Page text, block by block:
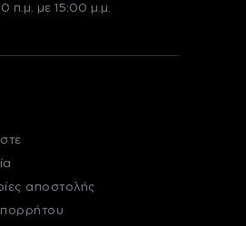
π.μ. με 15:00 μ.μ.
αποστολής